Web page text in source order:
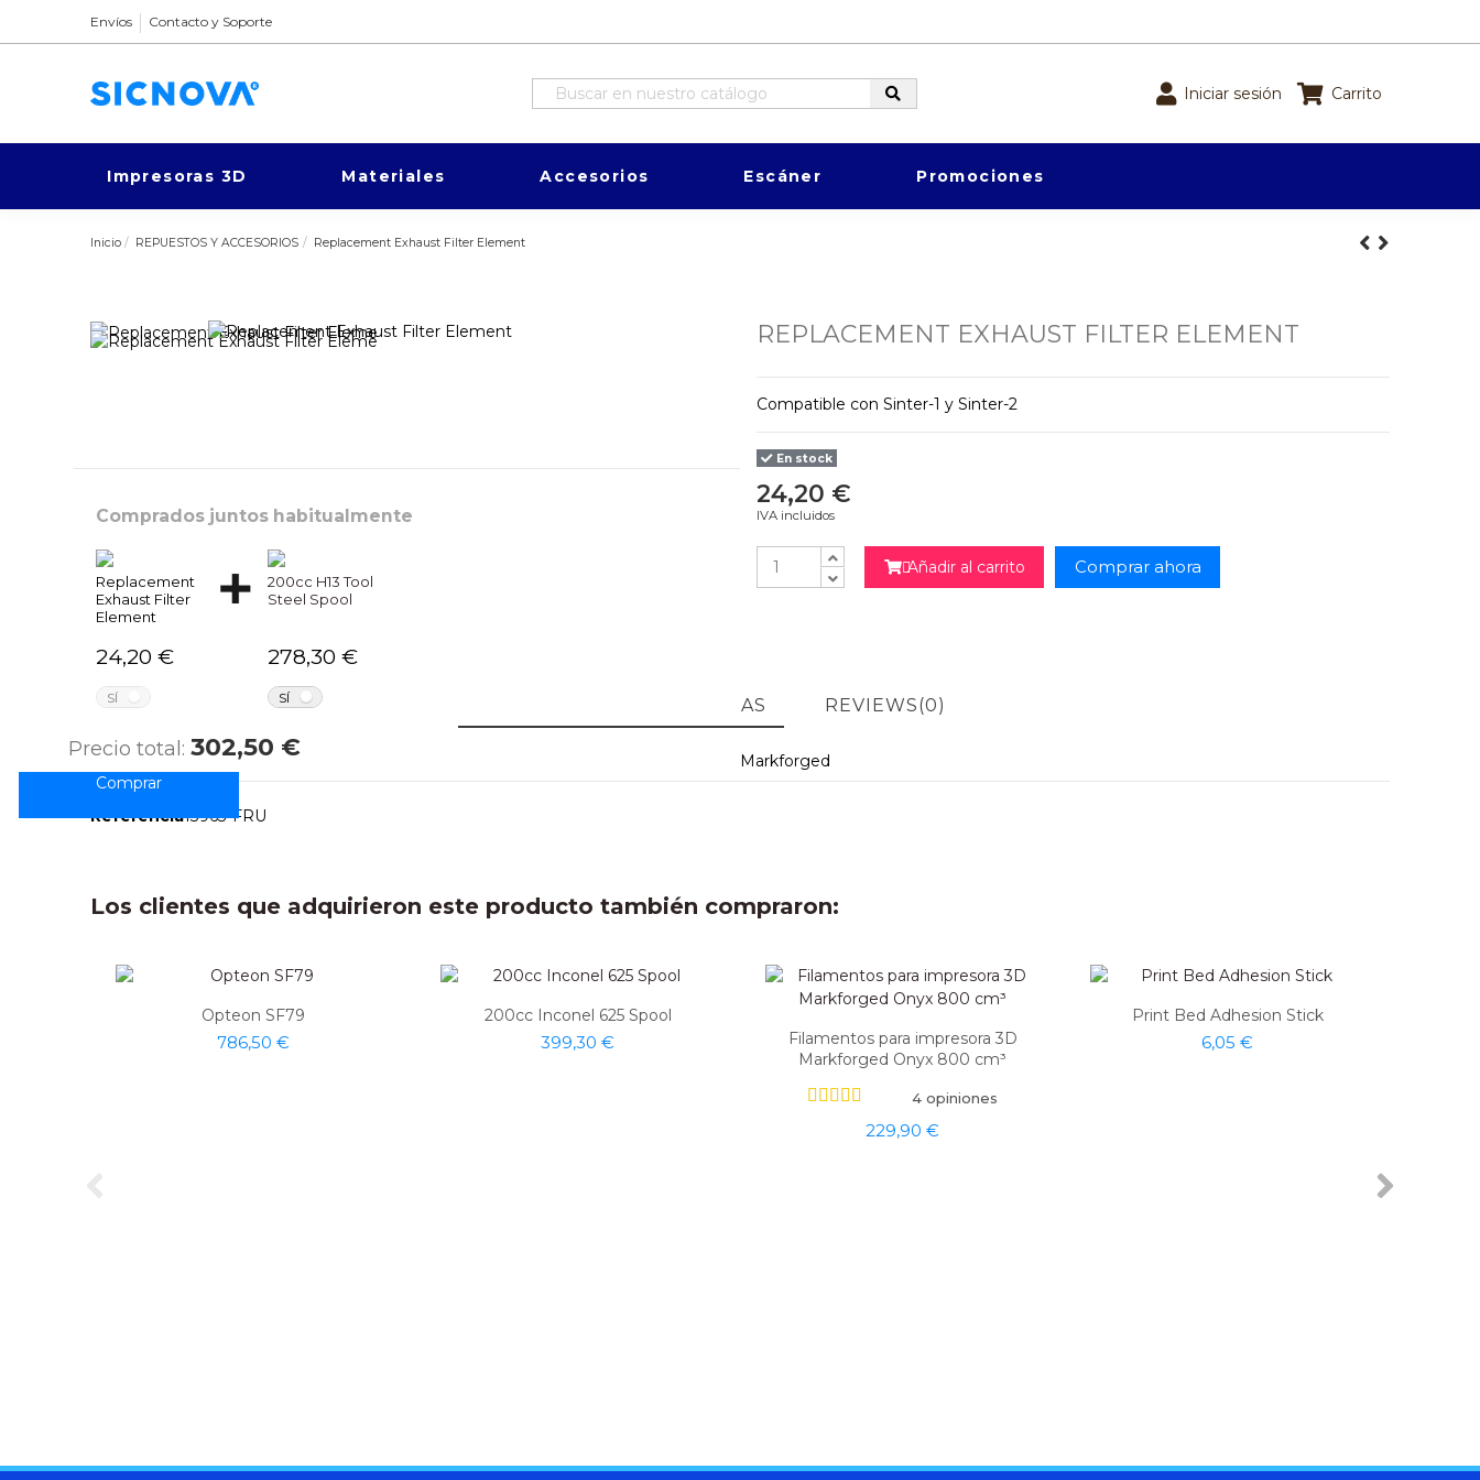
Envíos Contacto y Soporte
Iniciar sesión Carrito
Impresoras 3D Materiales Accesorios Escáner Promociones
Inicio REPUESTOS Y ACCESORIOS Replacement Exhaust Filter Element
REPLACEMENT EXHAUST FILTER ELEMENT
Compatible con Sinter-1 y Sinter-2
En stock
24,20 €
IVA incluidos

Añadir al carrito Comprar ahora
Comprados juntos habitualmente
Replacement
Exhaust Filter
Element
24,20 €
SÍ
200cc H13 Tool
Steel Spool
278,30 €
SÍ
Precio total: 302,50 €
CARACTERÍSTICAS TÉCNICAS REVIEWS(0)
Marcas Markforged
Referencia13963-FRU
Los clientes que adquirieron este producto también compraron:
Opteon SF79
786,50 €
200cc Inconel 625 Spool
399,30 €
Filamentos para impresora 3D
Markforged Onyx 800 cm³
4 opiniones
229,90 €
Print Bed Adhesion Stick
6,05 €